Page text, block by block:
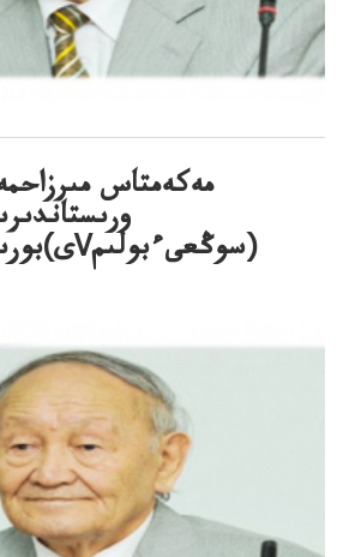
مەكەمتاس
بورىستاندىرىلدى؟ء(ىVسوڭعىءبولىم)